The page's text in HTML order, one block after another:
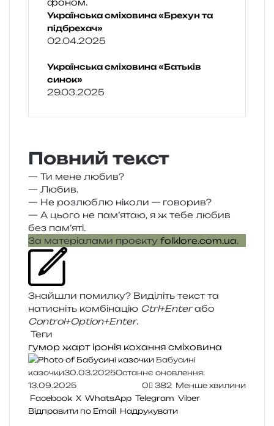
Українська сміховина «Брехун та
підбрехач»
02.04.2025
Українська сміховина «Батьків
синок»
29.03.2025
Повний текст
— Ти мене любив?
— Любив.
— Не роз­лю­блю ніко­ли — говорив?
— А цього не пам’ятаю, я ж тебе любив
без пам’яті.
За мате­рі­а­ла­ми про­є­кту folklore.com.ua.
Знайшли помил­ку? Виділіть текст та
нати­сніть ком­бі­на­цію Ctrl+Enterабо
Control+Option+Enter.
Теги
гумор жарт іронія кохання сміховина
Бабусині
казочки30.03.2025Останнє оновлення:
13.09.2025
0 382 Менше хвилини
Facebook X WhatsApp Telegram Viber
Відправити по Email Надрукувати